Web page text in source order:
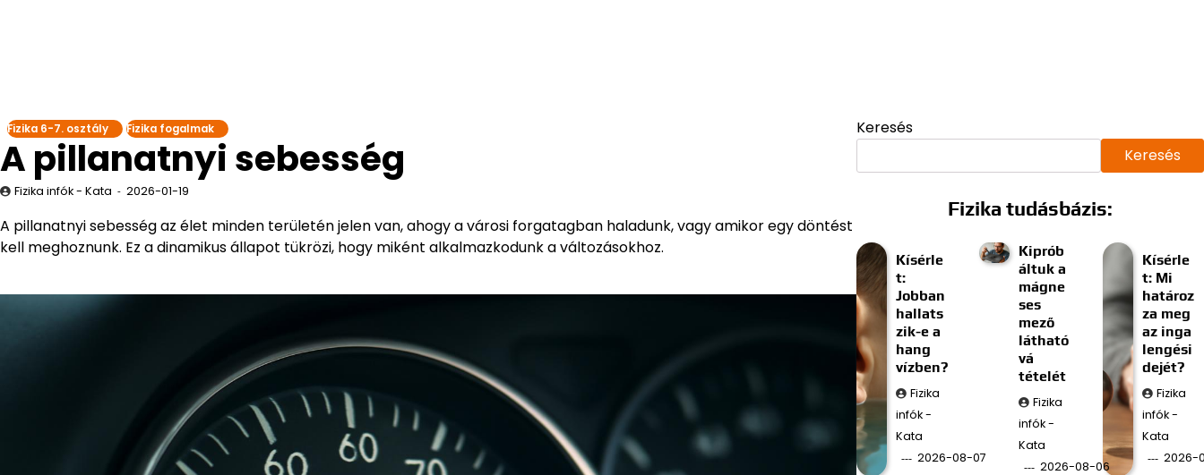
Fizika 6-7. osztály Fizika fogalmak
A pillanatnyi sebesség
Fizika infók - Kata 2026-01-19
A pillanatnyi sebesség az élet minden területén jelen van, ahogy a városi forgatagban haladunk, vagy amikor egy döntést
kell meghoznunk. Ez a dinamikus állapot tükrözi, hogy miként alkalmazkodunk a változásokhoz.
Keresés
Keresés
Fizika tudásbázis:
Kísérle
t:
Jobban
hallats
zik-e a
hang
vízben?
Fizika
infók -
Kata
2026-08-07
Kiprób
áltuk a
mágne
ses
mező
látható
vá
tételét
Fizika
infók -
Kata
2026-08-06
Kísérle
t: Mi
határoz
za meg
az inga
lengési
dejét?
Fizika
infók -
Kata
2026-